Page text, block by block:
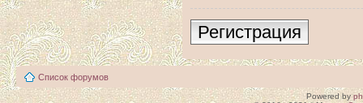
Регистрация
Список форумов
Powered by